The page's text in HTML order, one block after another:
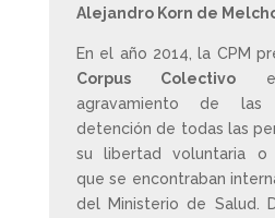
Alejandro Korn de
En el año 2014, la CPM
Corpus Colectivo
agravamiento de las
detención de todas las
su libertad voluntaria o
que se encontraban
del Ministerio de Salud.